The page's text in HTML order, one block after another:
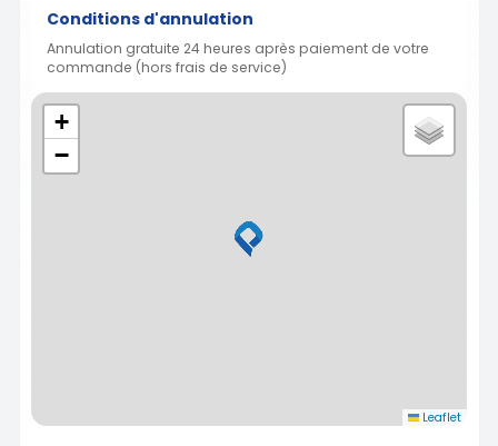
Conditions d'annulation
Annulation gratuite 24 heures après paiement de votre
commande (hors frais de service)
+
−
Leaflet